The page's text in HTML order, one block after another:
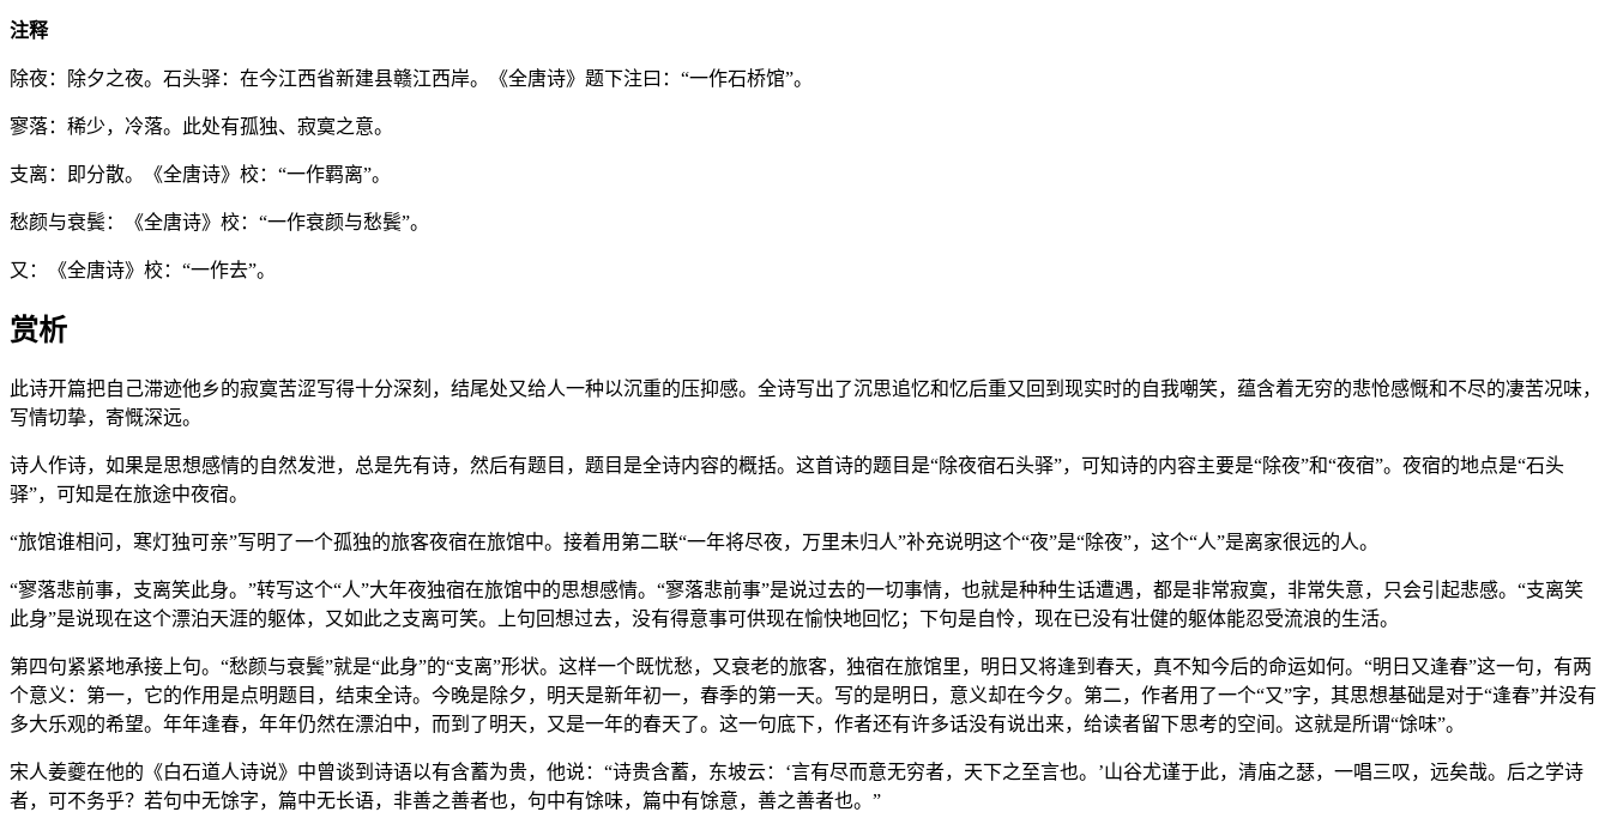
注释
除夜：除夕之夜。石头驿：在今江西省新建县赣江西岸。《全唐诗》题下注曰：“一作石桥馆”。
寥落：稀少，冷落。此处有孤独、寂寞之意。
支离：即分散。《全唐诗》校：“一作羁离”。
愁颜与衰鬓：《全唐诗》校：“一作衰颜与愁鬓”。
又：《全唐诗》校：“一作去”。
赏析
此诗开篇把自己滞迹他乡的寂寞苦涩写得十分深刻，结尾处又给人一种以沉重的压抑感。全诗写出了沉思追忆和忆后重又回到现实时的自我嘲笑，蕴含着无穷的悲怆感慨和不尽的凄苦况味，
写情切挚，寄慨深远。
诗人作诗，如果是思想感情的自然发泄，总是先有诗，然后有题目，题目是全诗内容的概括。这首诗的题目是“除夜宿石头驿”，可知诗的内容主要是“除夜”和“夜宿”。夜宿的地点是“石头
驿”，可知是在旅途中夜宿。
“旅馆谁相问，寒灯独可亲”写明了一个孤独的旅客夜宿在旅馆中。接着用第二联“一年将尽夜，万里未归人”补充说明这个“夜”是“除夜”，这个“人”是离家很远的人。
“寥落悲前事，支离笑此身。”转写这个“人”大年夜独宿在旅馆中的思想感情。“寥落悲前事”是说过去的一切事情，也就是种种生话遭遇，都是非常寂寞，非常失意，只会引起悲感。“支离笑
此身”是说现在这个漂泊天涯的躯体，又如此之支离可笑。上句回想过去，没有得意事可供现在愉快地回忆；下句是自怜，现在已没有壮健的躯体能忍受流浪的生活。
第四句紧紧地承接上句。“愁颜与衰鬓”就是“此身”的“支离”形状。这样一个既忧愁，又衰老的旅客，独宿在旅馆里，明日又将逢到春天，真不知今后的命运如何。“明日又逢春”这一句，有两
个意义：第一，它的作用是点明题目，结束全诗。今晚是除夕，明天是新年初一，春季的第一天。写的是明日，意义却在今夕。第二，作者用了一个“又”字，其思想基础是对于“逢春”并没有
多大乐观的希望。年年逢春，年年仍然在漂泊中，而到了明天，又是一年的春天了。这一句底下，作者还有许多话没有说出来，给读者留下思考的空间。这就是所谓“馀味”。
宋人姜夔在他的《白石道人诗说》中曾谈到诗语以有含蓄为贵，他说：“诗贵含蓄，东坡云：‘言有尽而意无穷者，天下之至言也。’山谷尤谨于此，清庙之瑟，一唱三叹，远矣哉。后之学诗
者，可不务乎？若句中无馀字，篇中无长语，非善之善者也，句中有馀味，篇中有馀意，善之善者也。”